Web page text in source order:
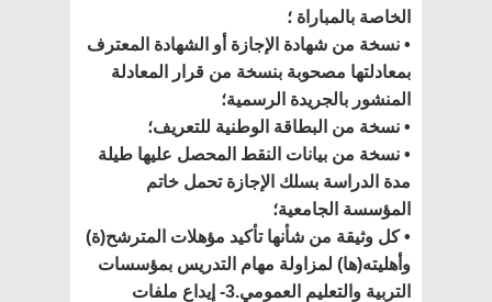
الخاصة بالمباراة ؛
• نسخة من شهادة الإجازة أو الشهادة المعترف
بمعادلتها مصحوبة بنسخة من قرار المعادلة
المنشور بالجريدة الرسمية؛
• نسخة من البطاقة الوطنية للتعريف؛
• نسخة من بيانات النقط المحصل عليها طيلة
مدة الدراسة بسلك الإجازة تحمل خاتم
المؤسسة الجامعية؛
• كل وثيقة من شأنها تأكيد مؤهلات المترشح(ة)
وأهليته(ها) لمزاولة مهام التدريس بمؤسسات
التربية والتعليم العمومي.3- إيداع ملفات